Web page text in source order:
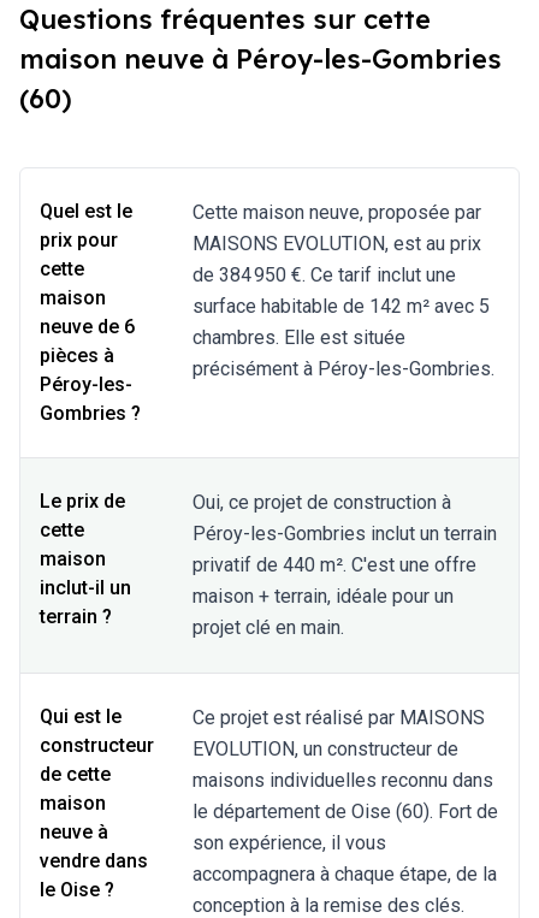
Questions fréquentes sur cette
maison neuve à Péroy-les-Gombries
(60)
Quel est le
prix pour
cette
maison
neuve de 6
pièces à
Péroy-les-
Gombries ?
Cette maison neuve, proposée par
MAISONS EVOLUTION, est au prix
de 384 950 €. Ce tarif inclut une
surface habitable de 142 m² avec 5
chambres. Elle est située
précisément à Péroy-les-Gombries.
Le prix de
cette
maison
inclut-il un
terrain ?
Oui, ce projet de construction à
Péroy-les-Gombries inclut un terrain
privatif de 440 m². C'est une offre
maison + terrain, idéale pour un
projet clé en main.
Qui est le
constructeur
de cette
maison
neuve à
vendre dans
le Oise ?
Ce projet est réalisé par MAISONS
EVOLUTION, un constructeur de
maisons individuelles reconnu dans
le département de Oise (60). Fort de
son expérience, il vous
accompagnera à chaque étape, de la
conception à la remise des clés.